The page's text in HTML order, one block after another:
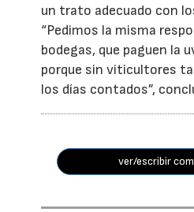
un trato adecuado con
“Pedimos la misma
bodegas, que paguen la
porque sin viticultores
los días contados”,
ver/escribir